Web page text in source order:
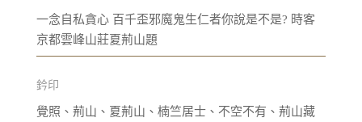
一念自私貪心 百千歪邪魔鬼生仁者你說是不是? 時客
京都雲峰山莊夏荊山題
鈐印
覺照、荊山、夏荊山、楠竺居士、不空不有、荊山藏